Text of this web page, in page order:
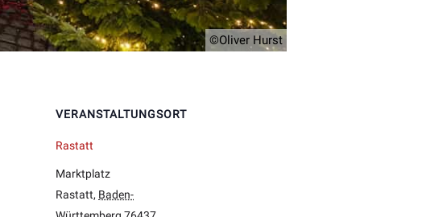
©Oliver Hurst
VERANSTALTUNGSORT
Rastatt
Marktplatz
Rastatt, Baden-